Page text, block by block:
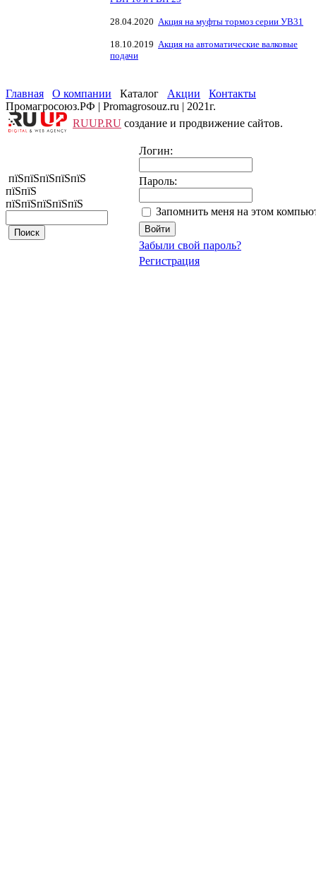
28.04.2020 Акция на муфты тормоз серии УВ31
18.10.2019 Акция на автоматические валковые
подачи
Главная О компании Каталог Акции
Контакты
Промагросоюз.РФ | Promagrosouz.ru | 2021г.
RUUP.RU создание и продвижение сайтов.
пїЅпїЅпїЅпїЅпїЅ
пїЅпїЅ
пїЅпїЅпїЅпїЅпїЅ
Логин:
Пароль:
Запомнить меня на этом
Забыли свой пароль?
Регистрация